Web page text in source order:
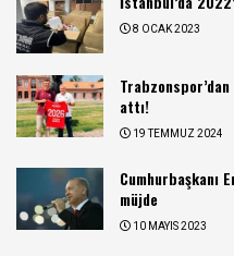
8 OCAK 2023
attı!
19 TEMMUZ 2024
Cumhurbaşkanı
müjde
10 MAYIS 2023